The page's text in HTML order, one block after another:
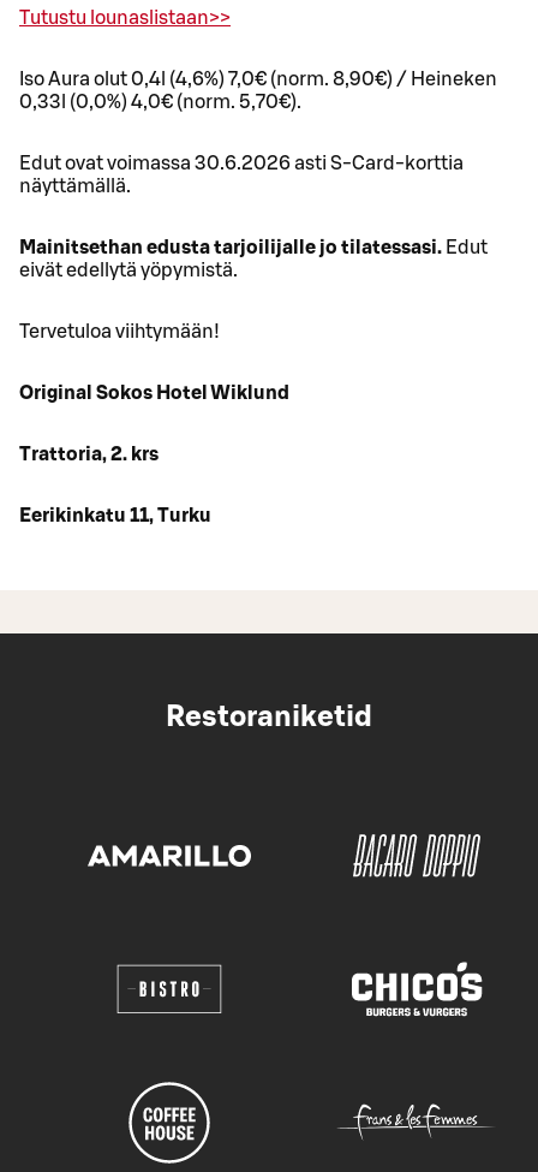
Tutustu lounaslistaan>>
Iso Aura olut 0,4l (4,6%) 7,0€ (norm. 8,90€) / Heineken
0,33l (0,0%) 4,0€ (norm. 5,70€).
Edut ovat voimassa 30.6.2026 asti S-Card-korttia
näyttämällä.
Mainitsethan edusta tarjoilijalle jo tilatessasi. Edut
eivät edellytä yöpymistä.
Tervetuloa viihtymään!
Original Sokos Hotel Wiklund
Trattoria, 2. krs
Eerikinkatu 11, Turku
Restoraniketid